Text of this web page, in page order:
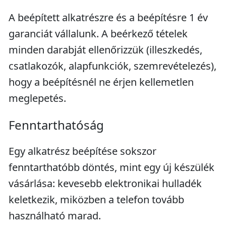
A beépített alkatrészre és a beépítésre 1 év
garanciát vállalunk. A beérkező tételek
minden darabját ellenőrizzük (illeszkedés,
csatlakozók, alapfunkciók, szemrevételezés),
hogy a beépítésnél ne érjen kellemetlen
meglepetés.
Fenntarthatóság
Egy alkatrész beépítése sokszor
fenntarthatóbb döntés, mint egy új készülék
vásárlása: kevesebb elektronikai hulladék
keletkezik, miközben a telefon tovább
használható marad.